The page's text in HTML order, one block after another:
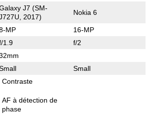
J7 (SM-
2017)
Nokia 6
MP 16-MP
1.9 f/2
Small
Contraste
AF à détection de
phase